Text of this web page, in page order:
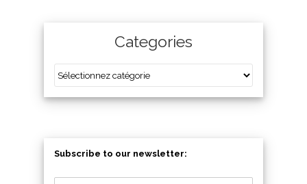
Categories
Subscribe to our newsletter: